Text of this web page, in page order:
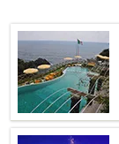
Detalii
Detalii